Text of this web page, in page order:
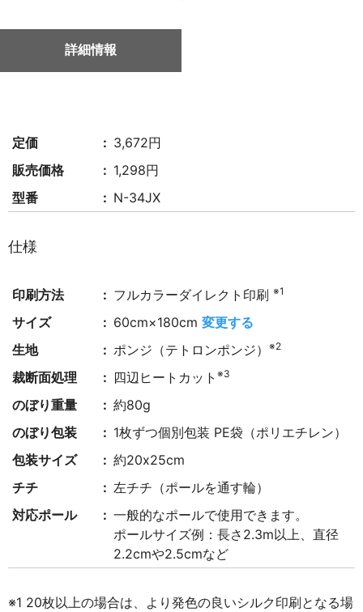
詳細情報
定価
3,672円
販売価格
1,298円
型番
N-34JX
仕様
印刷方法 フルカラーダイレクト印刷※1
サイズ 60cm×180cm変更する
生地
ポンジ（テトロンポンジ）※2
裁断面処理 四辺ヒートカット※3
のぼり重量
約80g
のぼり包装
1枚ずつ個別包装 PE袋（ポリエチレン）
包装サイズ
約20x25cm
チチ
左チチ（ポールを通す輪）
対応ポール
一般的なポールで使用できます。
ポールサイズ例：長さ2.3m以上、直径
2.2cmや2.5cmなど
※1 20枚以上の場合は、より発色の良いシルク印刷となる場